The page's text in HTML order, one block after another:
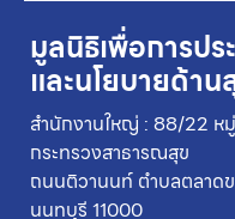
มูลนิธิเพื่อการปร
และนโยบายด้า
สำนักงานใหญ่ : 88/22 ห
กระทรวงสาธารณสุข
ถนนติวานนท์ ตำบลตลาด
นนทบุรี 11000